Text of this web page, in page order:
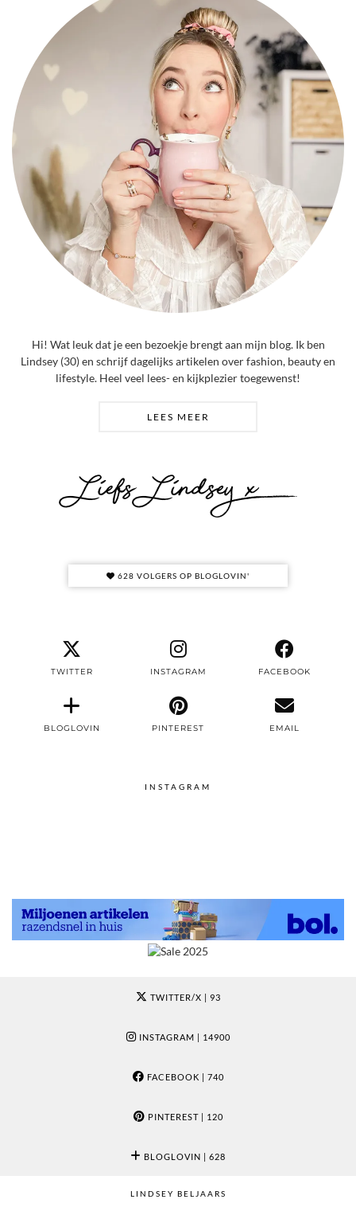
Hi! Wat leuk dat je een bezoekje brengt aan mijn blog. Ik ben
Lindsey (30) en schrijf dagelijks artikelen over fashion, beauty en
lifestyle. Heel veel lees- en kijkplezier toegewenst!
LEES MEER
628 VOLGERS OP BLOGLOVIN'
TWITTER INSTAGRAM FACEBOOK
BLOGLOVIN PINTEREST EMAIL
INSTAGRAM
TWITTER/X | 93
INSTAGRAM | 14900
FACEBOOK | 740
PINTEREST| 120
BLOGLOVIN | 628
LINDSEY BELJAARS